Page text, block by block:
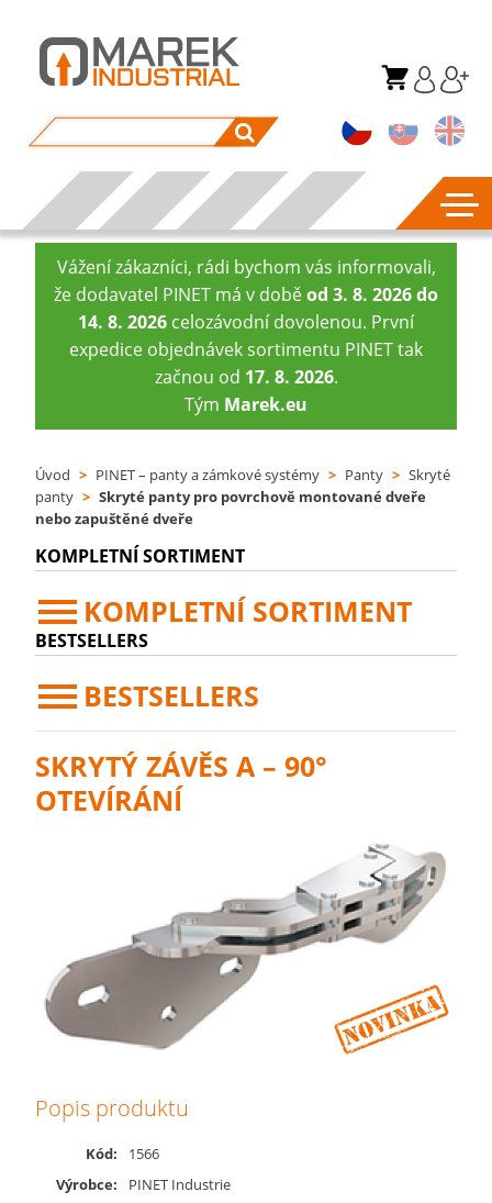
Vážení zákazníci, rádi bychom vás informovali,
že dodavatel PINET má v doběod 3. 8. 2026 do
14. 8. 2026 celozávodní dovolenou. První
expedice objednávek sortimentu PINET tak
začnou od 17. 8. 2026.
Tým Marek.eu
Úvod > PINET – panty a zámkové systémy > Panty > Skryté
panty > Skryté panty pro povrchově montované dveře
nebo zapuštěné dveře
KOMPLETNÍ SORTIMENT
KOMPLETNÍ SORTIMENT
BESTSELLERS
BESTSELLERS
SKRYTÝ ZÁVĚS A – 90°
OTEVÍRÁNÍ
Popis produktu
Kód:
1566
Výrobce:
PINET Industrie